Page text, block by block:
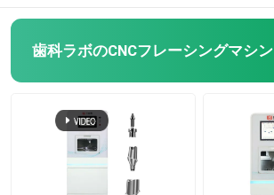
歯科ラボのCNCフレーシングマシン